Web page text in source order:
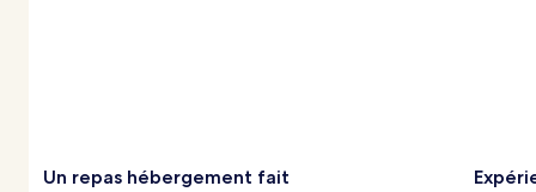
Un repas hébergement fait